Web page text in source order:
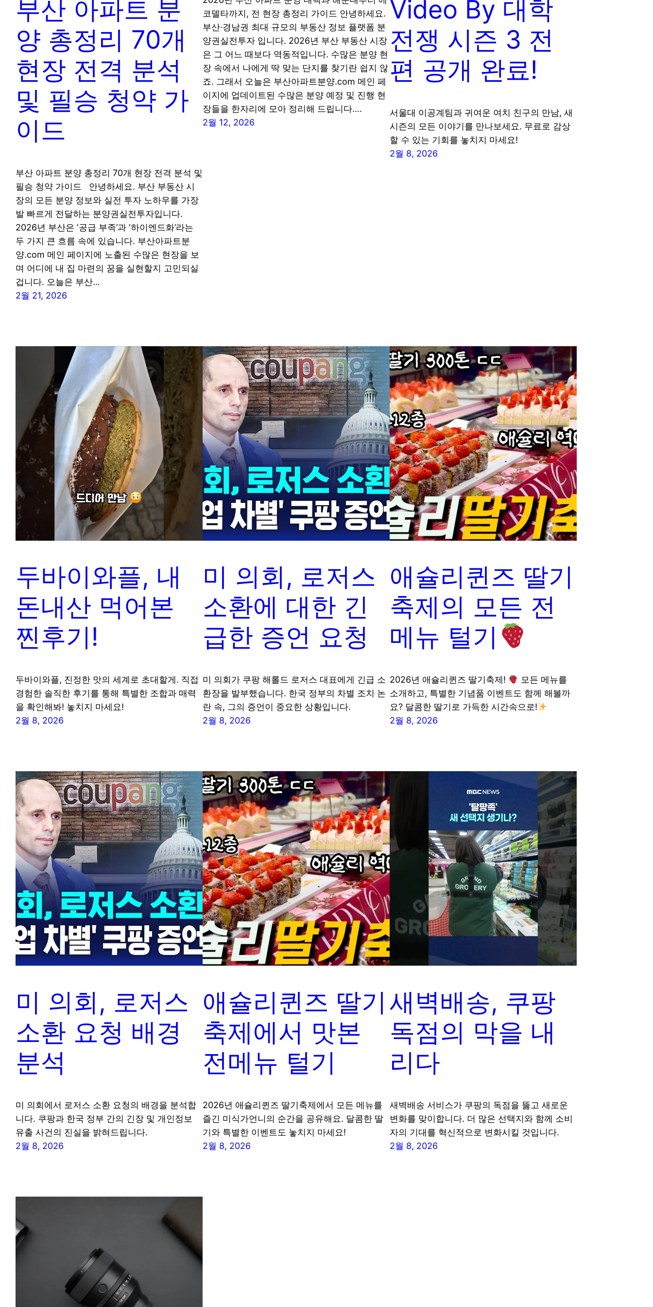
부산 아파트 분
양 총정리 70개
현장 전격 분석
및 필승 청약 가
이드
부산 아파트 분양 총정리 70개 현장 전격 분석 및
필승 청약 가이드 안녕하세요. 부산 부동산 시
장의 모든 분양 정보와 실전 투자 노하우를 가장
발 빠르게 전달하는 분양권실전투자입니다.
2026년 부산은 ‘공급 부족’과 ‘하이엔드화’라는
두 가지 큰 흐름 속에 있습니다. 부산아파트분
양.com 메인 페이지에 노출된 수많은 현장을 보
며 어디에 내 집 마련의 꿈을 실현할지 고민되실
겁니다. 오늘은 부산…
2월 21, 2026
코델타까지, 전 현장 총정리 가이드 안녕하세요.
부산·경남권 최대 규모의 부동산 정보 플랫폼 분
양권실전투자 입니다. 2026년 부산 부동산 시장
은 그 어느 때보다 역동적입니다. 수많은 분양 현
장 속에서 나에게 딱 맞는 단지를 찾기란 쉽지 않
죠. 그래서 오늘은 부산아파트분양.com 메인 페
이지에 업데이트된 수많은 분양 예정 및 진행 현
장들을 한자리에 모아 정리해 드립니다.…
2월 12, 2026
Video By 대학
전쟁 시즌 3 전
편 공개 완료!
서울대 이공계팀과 귀여운 여치 친구의 만남, 새
시즌의 모든 이야기를 만나보세요. 무료로 감상
할 수 있는 기회를 놓치지 마세요!
2월 8, 2026
두바이와플, 내
돈내산 먹어본
찐후기!
두바이와플, 진정한 맛의 세계로 초대할게. 직접
경험한 솔직한 후기를 통해 특별한 조합과 매력
을 확인해봐! 놓치지 마세요!
2월 8, 2026
미 의회, 로저스
소환에 대한 긴
급한 증언 요청
미 의회가 쿠팡 해롤드 로저스 대표에게 긴급 소
환장을 발부했습니다. 한국 정부의 차별 조치 논
란 속, 그의 증언이 중요한 상황입니다.
2월 8, 2026
애슐리퀸즈 딸기
축제의 모든 전
메뉴 털기
2026년 애슐리퀸즈 딸기축제!
모든 메뉴를
소개하고, 특별한 기념품 이벤트도 함께 해볼까
요? 달콤한 딸기로 가득한 시간속으로!
2월 8, 2026
미 의회, 로저스
소환 요청 배경
분석
미 의회에서 로저스 소환 요청의 배경을 분석합
니다. 쿠팡과 한국 정부 간의 긴장 및 개인정보
유출 사건의 진실을 밝혀드립니다.
2월 8, 2026
애슐리퀸즈 딸기
축제에서 맛본
전메뉴 털기
2026년 애슐리퀸즈 딸기축제에서 모든 메뉴를
즐긴 미식가언니의 순간을 공유해요. 달콤한 딸
기와 특별한 이벤트도 놓치지 마세요!
2월 8, 2026
새벽배송, 쿠팡
독점의 막을 내
리다
새벽배송 서비스가 쿠팡의 독점을 뚫고 새로운
변화를 맞이합니다. 더 많은 선택지와 함께 소비
자의 기대를 혁신적으로 변화시킬 것입니다.
2월 8, 2026